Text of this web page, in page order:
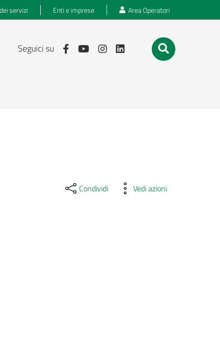
servizi Enti e imprese Area Operatori
Seguici su
Condividi Vedi azioni